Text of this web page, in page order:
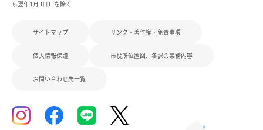
ら翌年1月3日）を除く
サイトマップ リンク・著作権・免責事項
個人情報保護 市役所位置図、各課の業務内容
お問い合わせ先一覧